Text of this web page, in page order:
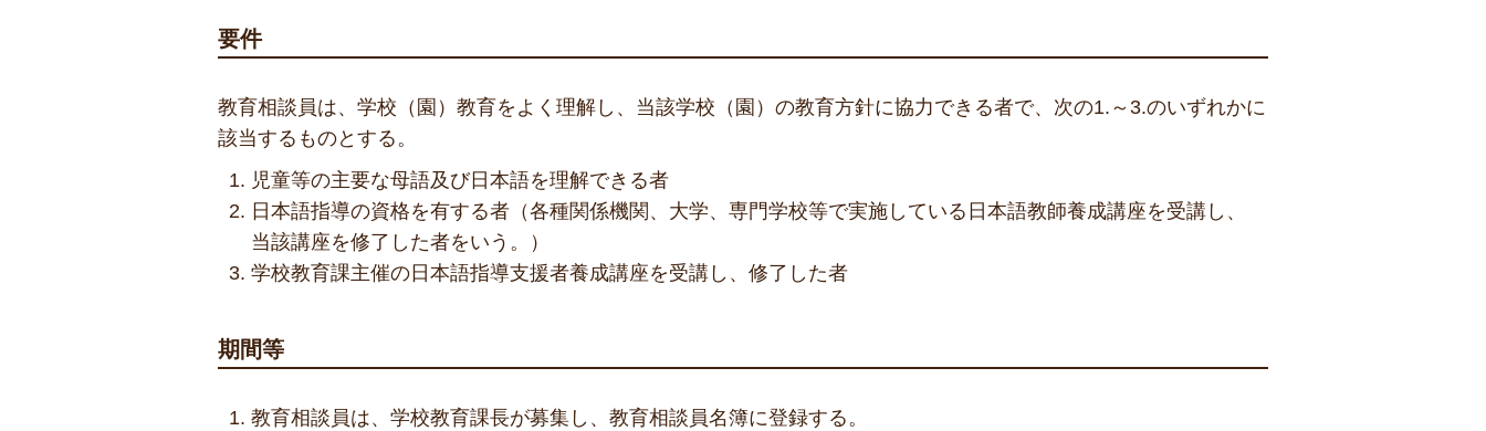
要件
教育相談員は、学校（園）教育をよく理解し、当該学校（園）の教育方針に協力できる者で、次の1.～3.のいずれかに
該当するものとする。
児童等の主要な母語及び日本語を理解できる者
日本語指導の資格を有する者（各種関係機関、大学、専門学校等で実施している日本語教師養成講座を受講し、
当該講座を修了した者をいう。）
学校教育課主催の日本語指導支援者養成講座を受講し、修了した者
期間等
教育相談員は、学校教育課長が募集し、教育相談員名簿に登録する。